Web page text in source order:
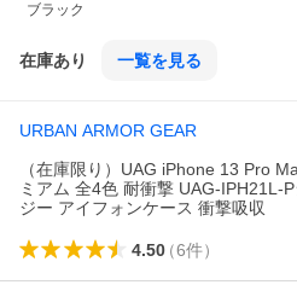
ブラック
在庫あり 一覧を見る
URBAN ARMOR GEAR
（在庫限り）UAG iPhone 13 Pro
ミアム 全4色 耐衝撃 UAG-IPH21L-
ジー アイフォンケース 衝撃吸収
4.50（6件）